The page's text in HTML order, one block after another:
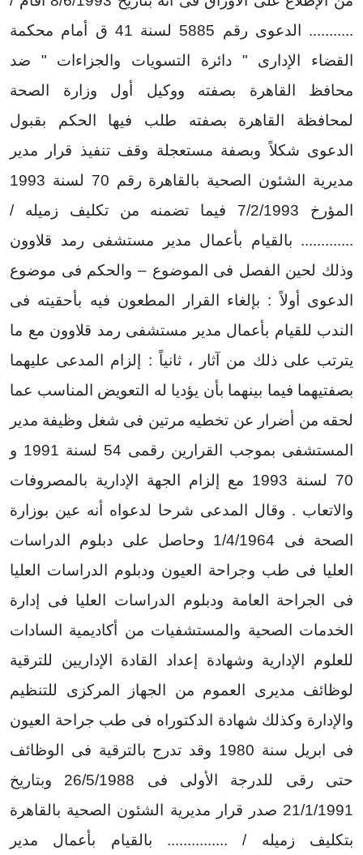
........... الدعوى رقم 5885 لسنة 41 ق أمام محكمة
القضاء الإدارى " دائرة التسويات والجزاءات " ضد
محافظ القاهرة بصفته ووكيل أول وزارة الصحة
لمحافظة القاهرة بصفته طلب فيها الحكم بقبول
الدعوى شكلاً وبصفة مستعجلة وقف تنفيذ قرار مدير
مديرية الشئون الصحية بالقاهرة رقم 70 لسنة 1993
المؤرخ 7/2/1993 فيما تضمنه من تكليف زميله /
............. بالقيام بأعمال مدير مستشفى رمد قلاوون
وذلك لحين الفصل فى الموضوع – والحكم فى موضوع
الدعوى أولاً : بإلغاء القرار المطعون فيه بأحقيته فى
الندب للقيام بأعمال مدير مستشفى رمد قلاوون مع ما
يترتب على ذلك من آثار ، ثانياً : إلزام المدعى عليهما
بصفتيهما فيما بينهما بأن يؤديا له التعويض المناسب عما
لحقه من أضرار عن تخطيه مرتين فى شغل وظيفة مدير
المستشفى بموجب القرارين رقمى 54 لسنة 1991 و
70 لسنة 1993 مع إلزام الجهة الإدارية بالمصروفات
والاتعاب . وقال المدعى شرحا لدعواه أنه عين بوزارة
الصحة فى 1/4/1964 وحاصل على دبلوم الدراسات
العليا فى طب وجراحة العيون ودبلوم الدراسات العليا
فى الجراحة العامة ودبلوم الدراسات العليا فى إدارة
الخدمات الصحية والمستشفيات من أكاديمية السادات
للعلوم الإدارية وشهادة إعداد القادة الإداريين للترقية
لوظائف مديرى العموم من الجهاز المركزى للتنظيم
والإدارة وكذلك شهادة الدكتوراه فى طب جراحة العيون
فى ابريل سنة 1980 وقد تدرج بالترقية فى الوظائف
حتى رقى للدرجة الأولى فى 26/5/1988 وبتاريخ
21/1/1991 صدر قرار مديرية الشئون الصحية بالقاهرة
بتكليف زميله / ............... بالقيام بأعمال مدير